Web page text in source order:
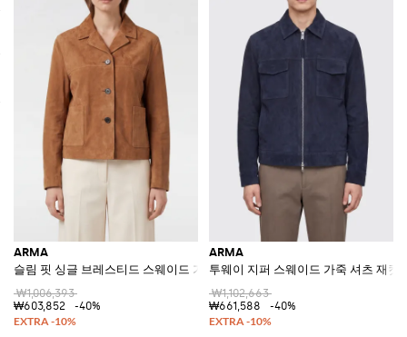
ARMA
슬림 핏 싱글 브레스티드 스웨이드 가죽 재킷
₩1,006,393
₩603,852
-40%
ARMA
투웨이 지퍼 스웨이드 가죽 셔츠 재킷
₩1,102,663
₩661,588
-40%